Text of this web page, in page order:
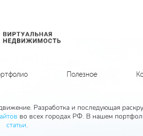
Полезное
Разработка и последующая
во всех городах РФ. В нашем
статьи.